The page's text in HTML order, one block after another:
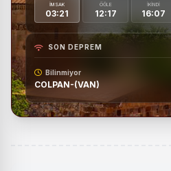
İMSAK
03:21
ÖĞLE
12:17
İKINDI
16:07
SON DEPREM
Bilinmiyor
COLPAN-(VAN)